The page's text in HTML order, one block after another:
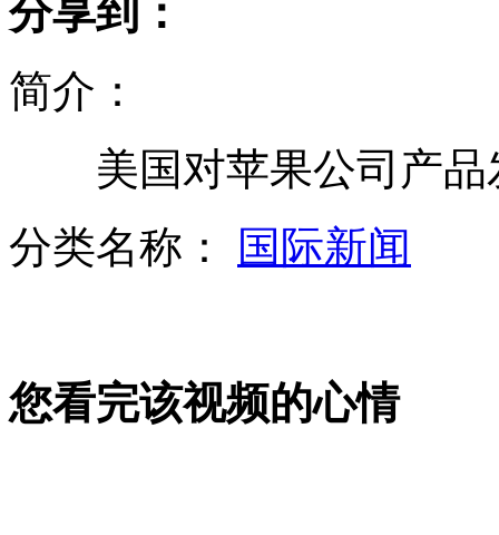
俄万亿克拉钻石矿 全球能用3000年
美国对苹果公司产品发起"337调查"
南非罢工矿工接受涨薪22％将复工
山西运城恶犬咬伤多人 警民合力深夜将其击毙
无痛分娩是否安全 医生回应
分享到：
简介：
美国对苹果公司产品
分类名称：
国际新闻
您看完该视频的心情